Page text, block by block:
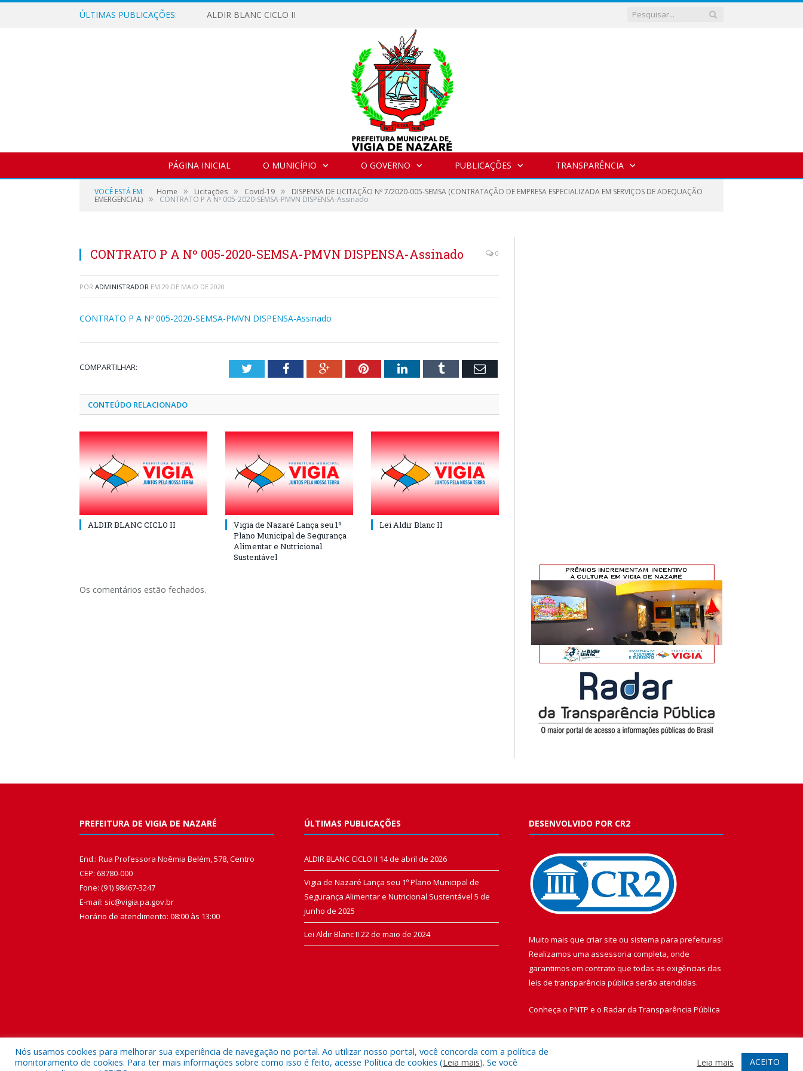
ÚLTIMAS PUBLICAÇÕES: ALDIR BLANC CICLO II
PÁGINA INICIAL O MUNICÍPIO O GOVERNO PUBLICAÇÕES TRANSPARÊNCIA
VOCÊ ESTÁ EM: Home » Licitações » Covid-19 » DISPENSA DE LICITAÇÃO Nº 7/2020-005-SEMSA (CONTRATAÇÃO DE EMPRESA ESPECIALIZADA EM SERVIÇOS DE ADEQUAÇÃO
EMERGENCIAL) » CONTRATO P A Nº 005-2020-SEMSA-PMVN DISPENSA-Assinado
CONTRATO P A Nº 005-2020-SEMSA-PMVN DISPENSA-Assinado 0
POR ADMINISTRADOR EM 29 DE MAIO DE 2020
CONTRATO P A Nº 005-2020-SEMSA-PMVN DISPENSA-Assinado
COMPARTILHAR: TwitterFacebookGoogle+PinterestLinkedInTumblr Email
CONTEÚDO RELACIONADO
ALDIR BLANC CICLO II
Vigia de Nazaré Lança seu 1º
Plano Municipal de Segurança
Alimentar e Nutricional
Sustentável
Lei Aldir Blanc II
Os comentários estão fechados.
PREFEITURA DE VIGIA DE NAZARÉ
End.: Rua Professora Noêmia Belém, 578, Centro
CEP: 68780-000
Fone: (91) 98467-3247
E-mail: sic@vigia.pa.gov.br
Horário de atendimento: 08:00 às 13:00
ÚLTIMAS PUBLICAÇÕES
ALDIR BLANC CICLO II 14 de abril de 2026
Vigia de Nazaré Lança seu 1º Plano Municipal de
Segurança Alimentar e Nutricional Sustentável 5 de
junho de 2025
Lei Aldir Blanc II 22 de maio de 2024
DESENVOLVIDO POR CR2
Muito mais que criar site ou sistema para prefeituras!
Realizamos uma assessoria completa, onde
garantimos em contrato que todas as exigências das
leis de transparência pública serão atendidas.
Conheça o PNTP e o Radar da Transparência Pública
Nós usamos cookies para melhorar sua experiência de navegação no portal. Ao utilizar nosso portal, você concorda com a política de
monitoramento de cookies. Para ter mais informações sobre como isso é feito, acesse Política de cookies (Leia mais). Se você
Leia mais ACEITO